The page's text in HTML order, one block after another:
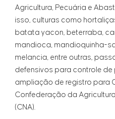
Agricultura, Pecuária e
isso, culturas como
batata yacon, beterraba,
mandioca, mandioquinha-
melancia, entre outras,
defensivos para controle de
ampliação de registro para
Confederação da
(CNA).